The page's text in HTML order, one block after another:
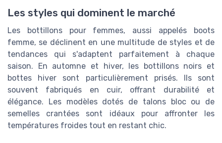
Les styles qui dominent le marché
Les bottillons pour femmes, aussi appelés boots
femme, se déclinent en une multitude de styles et de
tendances qui s'adaptent parfaitement à chaque
saison. En automne et hiver, les bottillons noirs et
bottes hiver sont particulièrement prisés. Ils sont
souvent fabriqués en cuir, offrant durabilité et
élégance. Les modèles dotés de talons bloc ou de
semelles crantées sont idéaux pour affronter les
températures froides tout en restant chic.